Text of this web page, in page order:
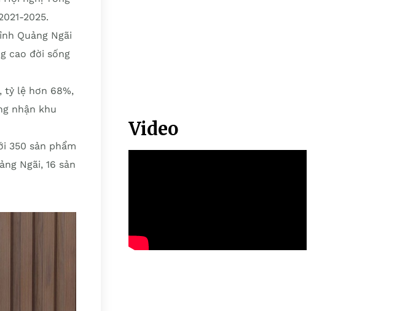
2025.
Quảng Ngãi
cao đời sống
tỷ lệ hơn 68%,
nhận khu
350 sản phẩm
Ngãi, 16 sản
Video